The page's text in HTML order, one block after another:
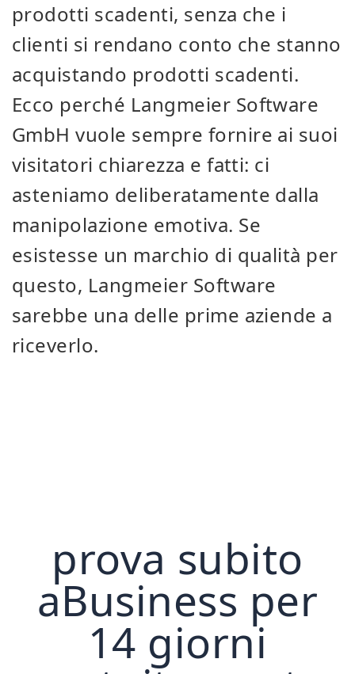
prodotti scadenti, senza che i
clienti si rendano conto che stanno
acquistando prodotti scadenti.
Ecco perché Langmeier Software
GmbH vuole sempre fornire ai suoi
visitatori chiarezza e fatti: ci
asteniamo deliberatamente dalla
manipolazione emotiva. Se
esistesse un marchio di qualità per
questo, Langmeier Software
sarebbe una delle prime aziende a
riceverlo.
prova subito
aBusiness per
14 giorni